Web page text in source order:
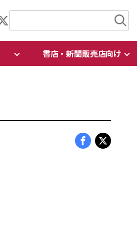
書店・新聞販売店向け